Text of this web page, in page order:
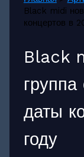
Black midi
концертов в
Black
даты
году